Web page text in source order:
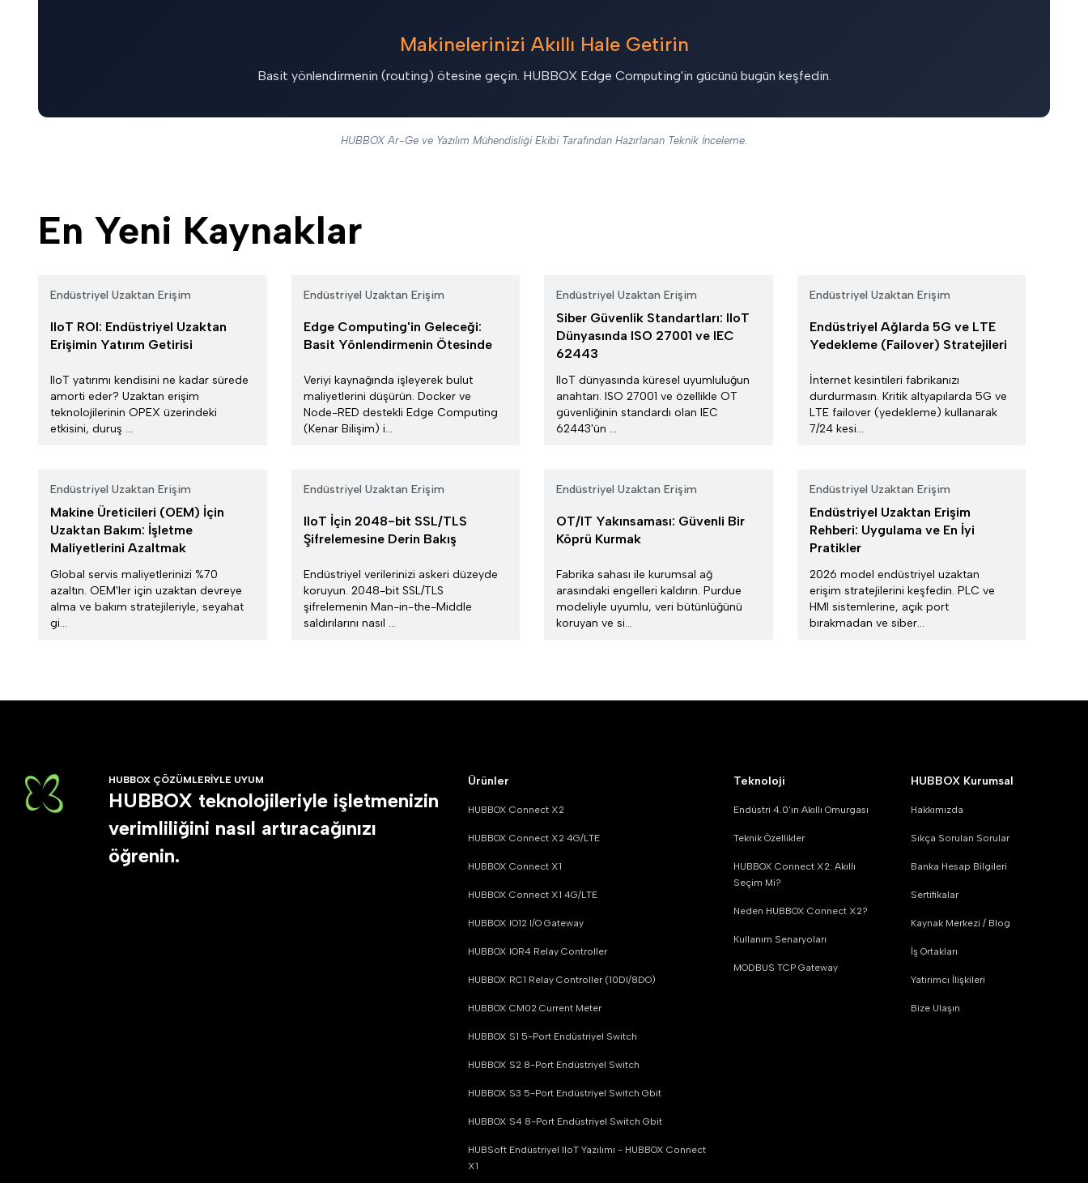
Makinelerinizi Akıllı Hale Getirin
Basit yönlendirmenin (routing) ötesine geçin. HUBBOX Edge Computing'in gücünü bugün keşfedin.
HUBBOX Ar-Ge ve Yazılım Mühendisliği Ekibi Tarafından Hazırlanan Teknik İnceleme.
En Yeni Kaynaklar
Endüstriyel Uzaktan Erişim
IIoT ROI: Endüstriyel Uzaktan
Erişimin Yatırım Getirisi
IIoT yatırımı kendisini ne kadar sürede
amorti eder? Uzaktan erişim
teknolojilerinin OPEX üzerindeki
etkisini, duruş ...
Endüstriyel Uzaktan Erişim
Edge Computing'in Geleceği:
Basit Yönlendirmenin Ötesinde
Veriyi kaynağında işleyerek bulut
maliyetlerini düşürün. Docker ve
Node-RED destekli Edge Computing
(Kenar Bilişim) i...
Endüstriyel Uzaktan Erişim
Siber Güvenlik Standartları: IIoT
Dünyasında ISO 27001 ve IEC
62443
IIoT dünyasında küresel uyumluluğun
anahtarı. ISO 27001 ve özellikle OT
güvenliğinin standardı olan IEC
62443'ün ...
Endüstriyel Uzaktan Erişim
Endüstriyel Ağlarda 5G ve LTE
Yedekleme (Failover) Stratejileri
İnternet kesintileri fabrikanızı
durdurmasın. Kritik altyapılarda 5G ve
LTE failover (yedekleme) kullanarak
7/24 kesi...
Endüstriyel Uzaktan Erişim
Makine Üreticileri (OEM) İçin
Uzaktan Bakım: İşletme
Maliyetlerini Azaltmak
Global servis maliyetlerinizi %70
azaltın. OEM'ler için uzaktan devreye
alma ve bakım stratejileriyle, seyahat
gi...
Endüstriyel Uzaktan Erişim
IIoT İçin 2048-bit SSL/TLS
Şifrelemesine Derin Bakış
Endüstriyel verilerinizi askeri düzeyde
koruyun. 2048-bit SSL/TLS
şifrelemenin Man-in-the-Middle
saldırılarını nasıl ...
Endüstriyel Uzaktan Erişim
OT/IT Yakınsaması: Güvenli Bir
Köprü Kurmak
Fabrika sahası ile kurumsal ağ
arasındaki engelleri kaldırın. Purdue
modeliyle uyumlu, veri bütünlüğünü
koruyan ve si...
Endüstriyel Uzaktan Erişim
Endüstriyel Uzaktan Erişim
Rehberi: Uygulama ve En İyi
Pratikler
2026 model endüstriyel uzaktan
erişim stratejilerini keşfedin. PLC ve
HMI sistemlerine, açık port
bırakmadan ve siber...
HUBBOX ÇÖZÜMLERİYLE UYUM
HUBBOX teknolojileriyle işletmenizin
verimliliğini nasıl artıracağınızı
öğrenin.
Ürünler
HUBBOX Connect X2
HUBBOX Connect X2 4G/LTE
HUBBOX Connect X1
HUBBOX Connect X1 4G/LTE
HUBBOX IO12 I/O Gateway
HUBBOX IOR4 Relay Controller
HUBBOX RC1 Relay Controller (10DI/8DO)
HUBBOX CM02 Current Meter
HUBBOX S1 5-Port Endüstriyel Switch
HUBBOX S2 8-Port Endüstriyel Switch
HUBBOX S3 5-Port Endüstriyel Switch Gbit
HUBBOX S4 8-Port Endüstriyel Switch Gbit
HUBSoft Endüstriyel IIoT Yazılımı - HUBBOX Connect
X1
Teknoloji
Endüstri 4.0'ın Akıllı Omurgası
Teknik Özellikler
HUBBOX Connect X2: Akıllı
Seçim Mi?
Neden HUBBOX Connect X2?
Kullanım Senaryoları
MODBUS TCP Gateway
HUBBOX Kurumsal
Hakkımızda
Sıkça Sorulan Sorular
Banka Hesap Bilgileri
Sertifikalar
Kaynak Merkezi / Blog
İş Ortakları
Yatırımcı İlişkileri
Bize Ulaşın